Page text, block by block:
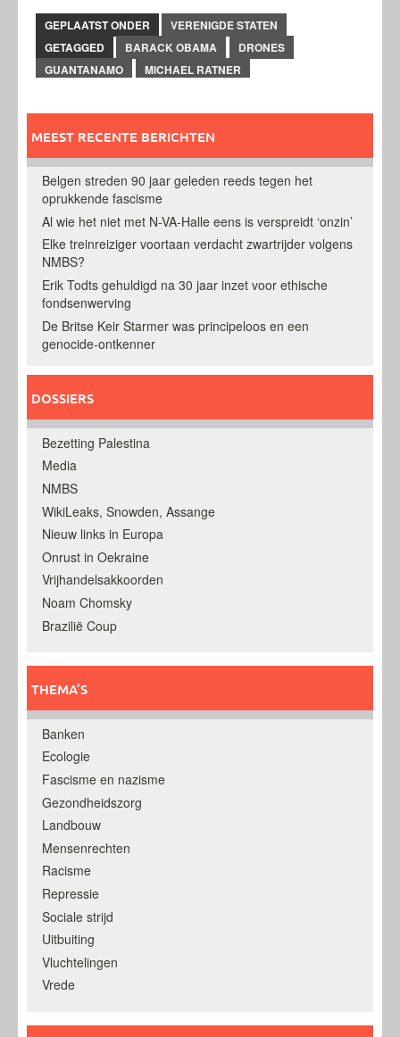
GEPLAATST ONDER
VERENIGDE STATEN
GETAGGED
BARACK OBAMA
DRONES
GUANTANAMO
MICHAEL RATNER
MEEST RECENTE BERICHTEN
Belgen streden 90 jaar geleden reeds tegen het
oprukkende fascisme
Al wie het niet met N-VA-Halle eens is verspreidt ‘onzin’
Elke treinreiziger voortaan verdacht zwartrijder volgens
NMBS?
Erik Todts gehuldigd na 30 jaar inzet voor ethische
fondsenwerving
De Britse Keir Starmer was principeloos en een
genocide-ontkenner
DOSSIERS
Bezetting Palestina
Media
NMBS
WikiLeaks, Snowden, Assange
Nieuw links in Europa
Onrust in Oekraine
Vrijhandelsakkoorden
Noam Chomsky
Brazilië Coup
THEMA’S
Banken
Ecologie
Fascisme en nazisme
Gezondheidszorg
Landbouw
Mensenrechten
Racisme
Repressie
Sociale strijd
Uitbuiting
Vluchtelingen
Vrede